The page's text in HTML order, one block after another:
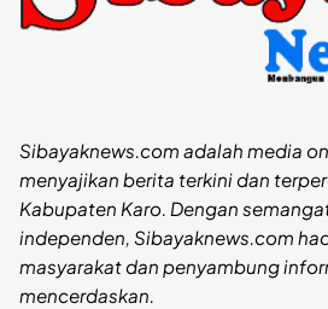
Sibayaknews.com adalah media
menyajikan berita terkini dan
Kabupaten Karo. Dengan
independen, Sibayaknews.com
masyarakat dan penyambung
mencerdaskan.